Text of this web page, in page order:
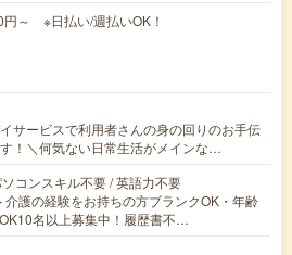
～ ※日払い/週払いOK！
サービスで利用者さんの身の回りのお手伝
！＼何気ない日常生活がメインな…
コンスキル不要 / 英語力不要
介護の経験をお持ちの方ブランクOK・年齢
名以上募集中！履歴書不…